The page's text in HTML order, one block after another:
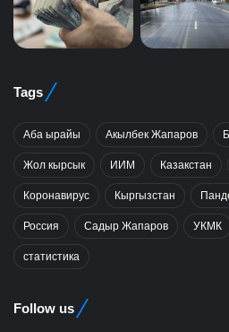
Tags
Аба ырайы Акылбек Жапаров
Жол кырсык ИИМ Казакстан
Коронавирус Кыргызстан
Россия Садыр Жапаров УКМК
статистика
Follow us